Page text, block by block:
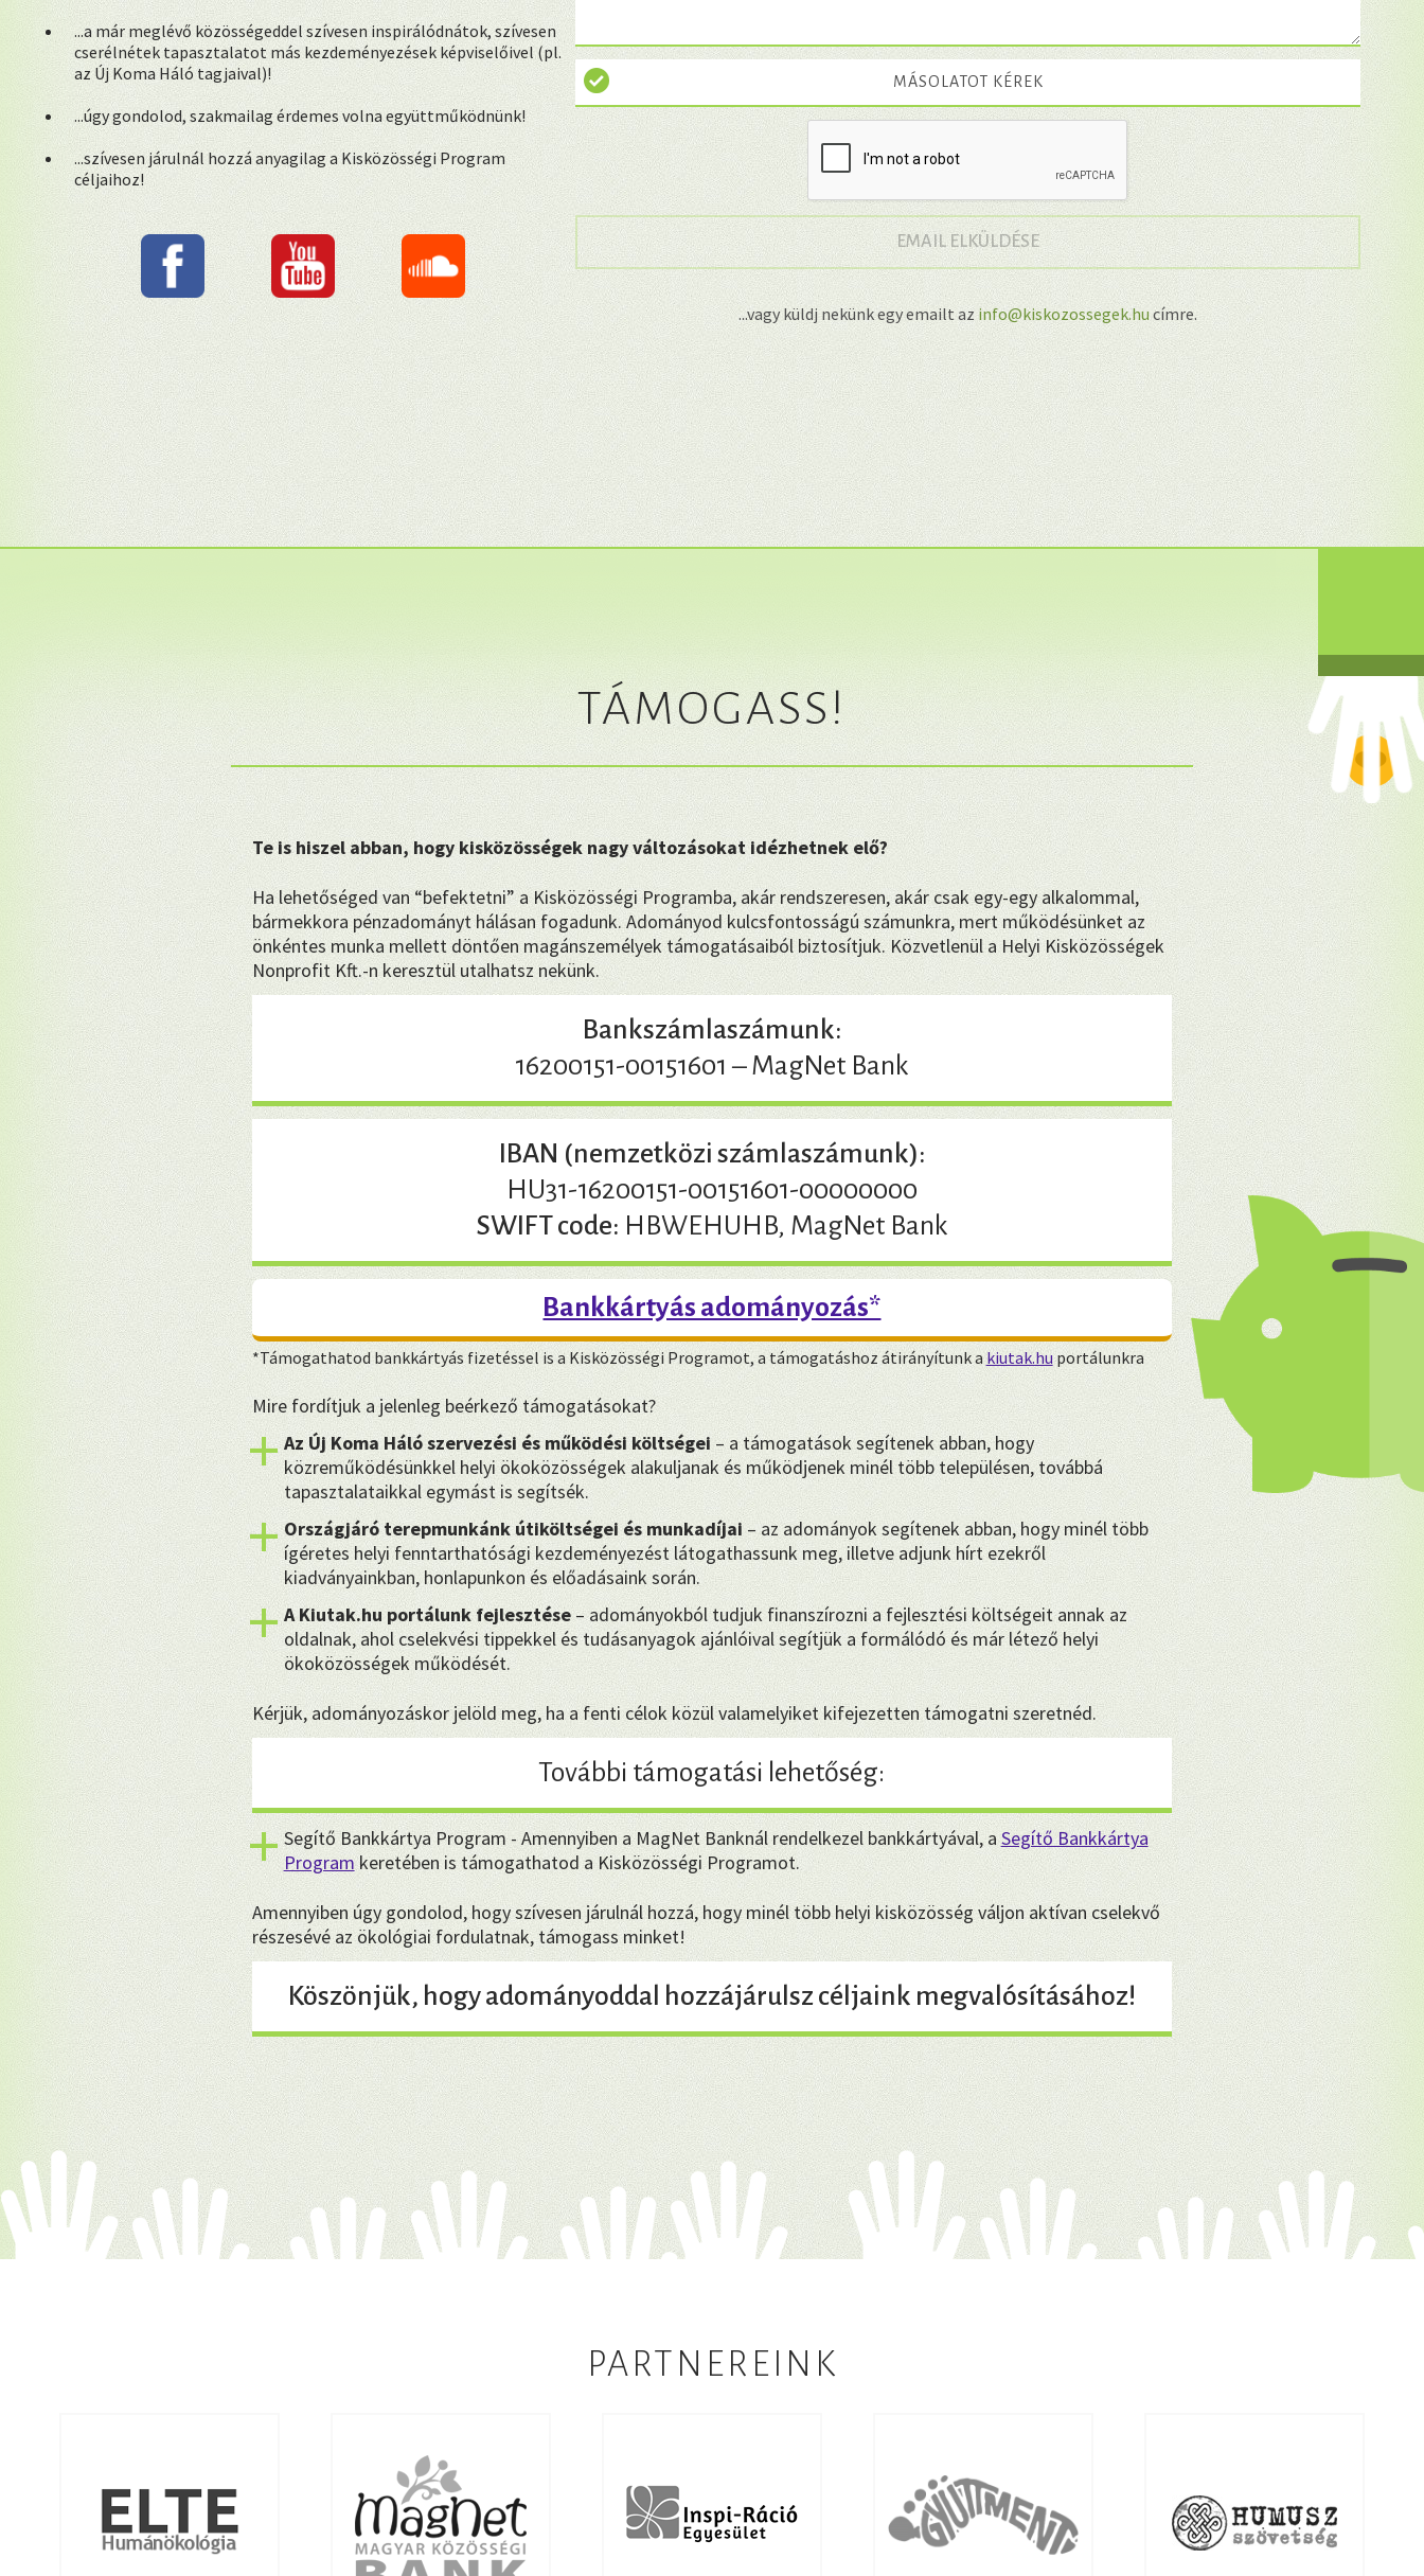
...a már meglévő közösségeddel szívesen inspirálódnátok, szívesen
cserélnétek tapasztalatot más kezdeményezések képviselőivel (pl.
az Új Koma Háló tagjaival)!
...úgy gondolod, szakmailag érdemes volna együttműködnünk!
...szívesen járulnál hozzá anyagilag a Kisközösségi Program
céljaihoz!
MÁSOLATOT KÉREK
EMAIL ELKÜLDÉSE →
...vagy küldj nekünk egy emailt az info@kiskozossegek.hucímre.
❤
TÁMOGASS!
Te is hiszel abban, hogy kisközösségek nagy változásokat idézhetnek elő?
Ha lehetőséged van “befektetni” a Kisközösségi Programba, akár rendszeresen, akár csak egy-egy alkalommal,
bármekkora pénzadományt hálásan fogadunk. Adományod kulcsfontosságú számunkra, mert működésünket az
önkéntes munka mellett döntően magánszemélyek támogatásaiból biztosítjuk. Közvetlenül a Helyi Kisközösségek
Nonprofit Kft.-n keresztül utalhatsz nekünk.
Bankszámlaszámunk:
16200151-00151601 – MagNet Bank
IBAN (nemzetközi számlaszámunk):
HU31-16200151-00151601-00000000
SWIFT code: HBWEHUHB, MagNet Bank
Bankkártyás adományozás*
*Támogathatod bankkártyás fizetéssel is a Kisközösségi Programot, a támogatáshoz átirányítunk akiutak.huportálunkra
Mire fordítjuk a jelenleg beérkező támogatásokat?
Az Új Koma Háló szervezési és működési költségei– a támogatások segítenek abban, hogy
közreműködésünkkel helyi ökoközösségek alakuljanak és működjenek minél több településen, továbbá
tapasztalataikkal egymást is segítsék.
Országjáró terepmunkánk útiköltségei és munkadíjai– az adományok segítenek abban, hogy minél több
ígéretes helyi fenntarthatósági kezdeményezést látogathassunk meg, illetve adjunk hírt ezekről
kiadványainkban, honlapunkon és előadásaink során.
A Kiutak.hu portálunk fejlesztése– adományokból tudjuk finanszírozni a fejlesztési költségeit annak az
oldalnak, ahol cselekvési tippekkel és tudásanyagok ajánlóival segítjük a formálódó és már létező helyi
ökoközösségek működését.
Kérjük, adományozáskor jelöld meg, ha a fenti célok közül valamelyiket kifejezetten támogatni szeretnéd.
További támogatási lehetőség:
Segítő Bankkártya Program - Amennyiben a MagNet Banknál rendelkezel bankkártyával, aSegítő Bankkártya
Programkeretében is támogathatod a Kisközösségi Programot.
Amennyiben úgy gondolod, hogy szívesen járulnál hozzá, hogy minél több helyi kisközösség váljon aktívan cselekvő
részesévé az ökológiai fordulatnak, támogass minket!
Köszönjük, hogy adományoddal hozzájárulsz céljaink megvalósításához!
PARTNEREINK